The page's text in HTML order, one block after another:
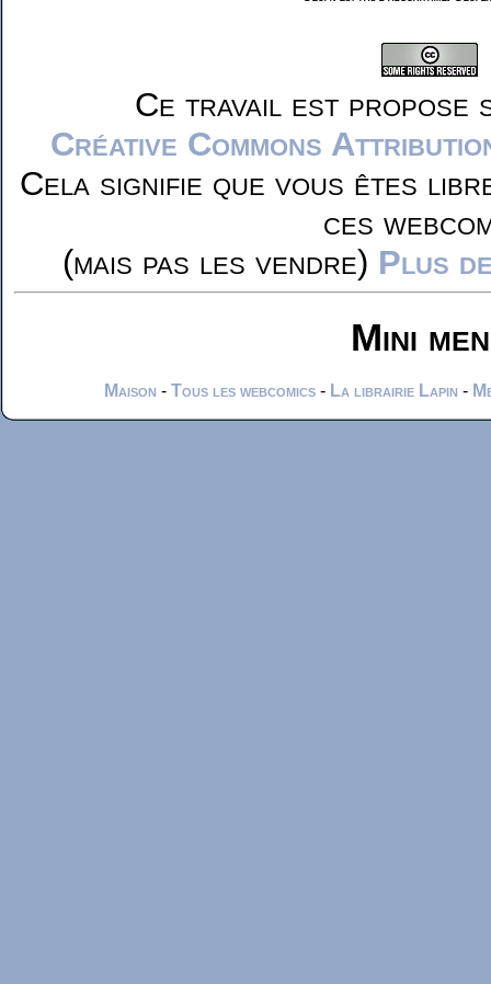
Ce travail est propose
Créative Commons
Cela signifie que vous êtes
ces
(mais pas les vendre) Plus
Mini
Maison - Tous les webcomics - La librairie Lapin -